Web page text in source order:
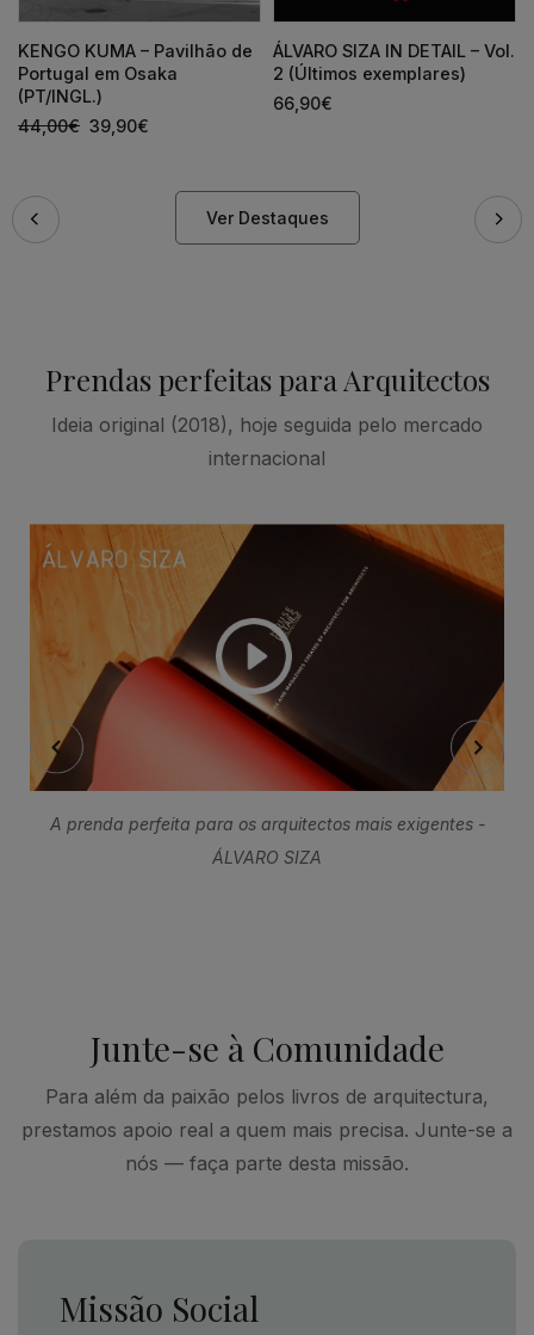
KENGO KUMA – Pavilhão de
Portugal em Osaka
(PT/INGL.)
44,00€ 39,90€
ÁLVARO SIZA IN DETAIL – Vol.
2 (Últimos exemplares)
66,90€
Ver Destaques
Prendas perfeitas para Arquitectos
Ideia original (2018), hoje seguida pelo mercado
internacional
A prenda perfeita para os arquitectos mais exigentes -
ÁLVARO SIZA
Junte-se à Comunidade
Para além da paixão pelos livros de arquitectura,
prestamos apoio real a quem mais precisa. Junte-se a
nós — faça parte desta missão.
Missão Social